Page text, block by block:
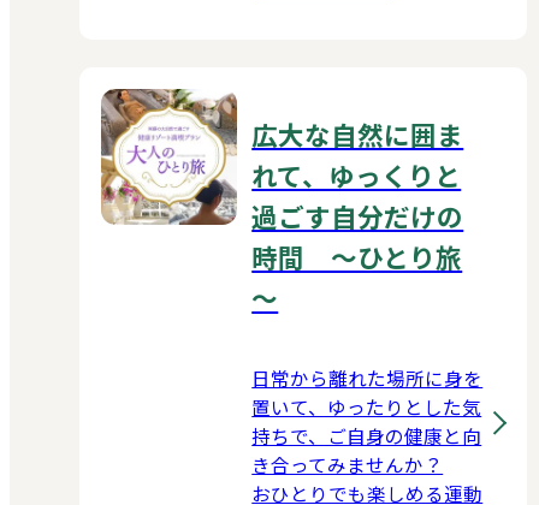
広大な自然に囲ま
れて、ゆっくりと
過ごす自分だけの
時間 ～ひとり旅
～
日常から離れた場所に身を
置いて、ゆったりとした気
持ちで、ご自身の健康と向
き合ってみませんか？
おひとりでも楽しめる運動